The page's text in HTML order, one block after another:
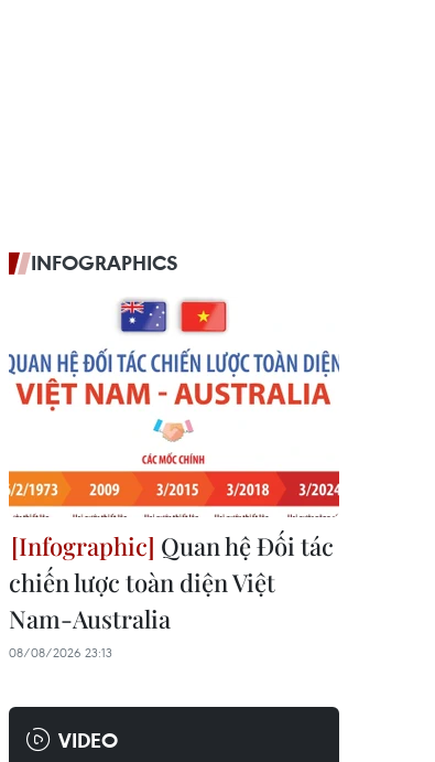
INFOGRAPHICS
Quan hệ Đối tác
chiến lược toàn diện Việt
Nam-Australia
08/08/2026 23:13
VIDEO